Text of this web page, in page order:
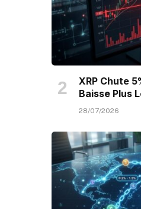
XRP Chute
Baisse Plus
28/07/2026